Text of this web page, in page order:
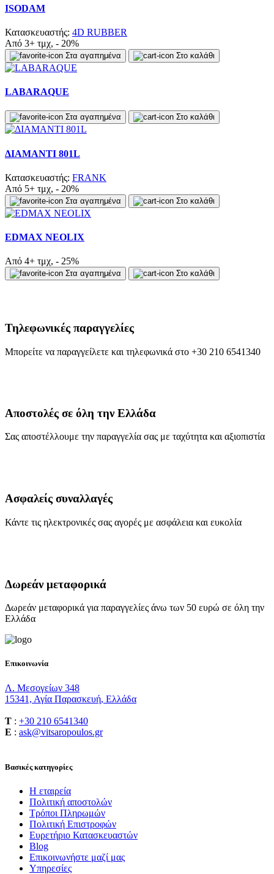
ISODAM
Κατασκευαστής: 4D RUBBER
Από 3+ τμχ, - 20%
Στα αγαπημένα Στο καλάθι
LABARAQUE
Στα αγαπημένα Στο καλάθι
ΔΙΑΜΑΝΤΙ 801L
Κατασκευαστής: FRANK
Από 5+ τμχ, - 20%
Στα αγαπημένα Στο καλάθι
EDMAX NEOLIX
Από 4+ τμχ, - 25%
Στα αγαπημένα Στο καλάθι
Τηλεφωνικές παραγγελίες
Μπορείτε να παραγγείλετε και τηλεφωνικά στο +30 210 6541340
Αποστολές σε όλη την Ελλάδα
Σας αποστέλλουμε την παραγγελία σας με ταχύτητα και αξιοπιστία
Ασφαλείς συναλλαγές
Κάντε τις ηλεκτρονικές σας αγορές με ασφάλεια και ευκολία
Δωρεάν μεταφορικά
Δωρεάν μεταφορικά για παραγγελίες άνω των 50 ευρώ σε όλη την
Ελλάδα
Επικοινωνία
Λ. Μεσογείων 348
15341, Αγία Παρασκευή, Ελλάδα
T : +30 210 6541340
E : ask@vitsaropoulos.gr
Βασικές κατηγορίες
Η εταιρεία
Πολιτική αποστολών
Τρόποι Πληρωμών
Πολιτική Επιστροφών
Ευρετήριο Κατασκευαστών
Blog
Επικοινωνήστε μαζί μας
Υπηρεσίες